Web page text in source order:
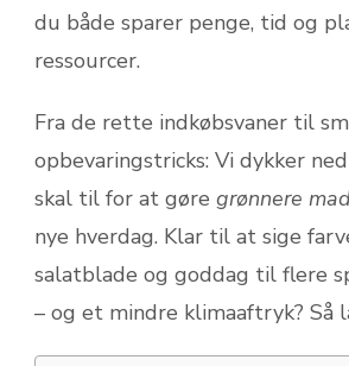
du både sparer penge, tid og
ressourcer.
Fra de rette indkøbsvaner til
opbevaringstricks: Vi dykker
skal til for at gøre grønnere
nye hverdag. Klar til at sige
salatblade og goddag til flere
– og et mindre klimaaftryk? Så